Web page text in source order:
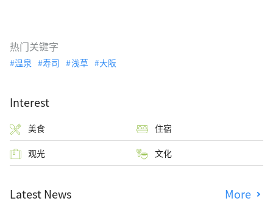
热门关键字
温泉 寿司 浅草 大阪
Interest
美食 住宿
观光 文化
Latest News More